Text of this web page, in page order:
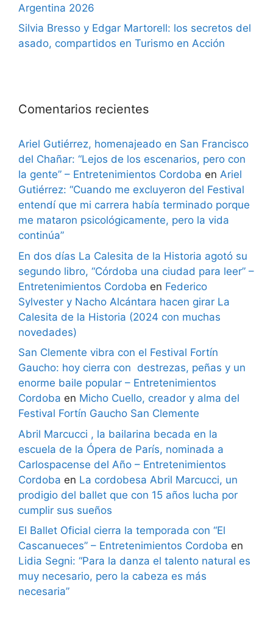
Argentina 2026
Silvia Bresso y Edgar Martorell: los secretos del
asado, compartidos en Turismo en Acción
Comentarios recientes
Ariel Gutiérrez, homenajeado en San Francisco
del Chañar: “Lejos de los escenarios, pero con
la gente” – Entretenimientos Cordoba en Ariel
Gutiérrez: “Cuando me excluyeron del Festival
entendí que mi carrera había terminado porque
me mataron psicológicamente, pero la vida
continúa”
En dos días La Calesita de la Historia agotó su
segundo libro, “Córdoba una ciudad para leer” –
Entretenimientos Cordoba en Federico
Sylvester y Nacho Alcántara hacen girar La
Calesita de la Historia (2024 con muchas
novedades)
San Clemente vibra con el Festival Fortín
Gaucho: hoy cierra con destrezas, peñas y un
enorme baile popular – Entretenimientos
Cordoba en Micho Cuello, creador y alma del
Festival Fortín Gaucho San Clemente
Abril Marcucci , la bailarina becada en la
escuela de la Ópera de París, nominada a
Carlospacense del Año – Entretenimientos
Cordoba en La cordobesa Abril Marcucci, un
prodigio del ballet que con 15 años lucha por
cumplir sus sueños
El Ballet Oficial cierra la temporada con “El
Cascanueces” – Entretenimientos Cordoba en
Lidia Segni: “Para la danza el talento natural es
muy necesario, pero la cabeza es más
necesaria”